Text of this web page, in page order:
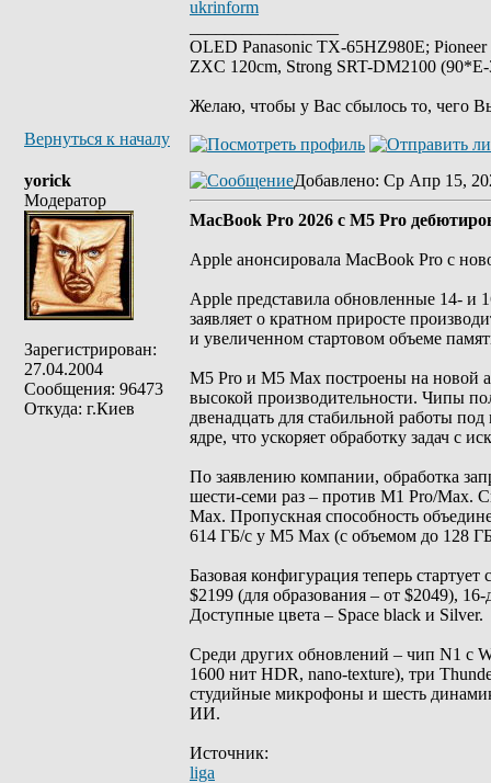
ukrinform
OLED Panasonic TX-65HZ980E;
ZXC 120cm, Strong SRT-DM2100
Желаю, чтобы у Вас сбылось то, чего
Вернуться к началу
yorick
Модератор
Зарегистрирован:
27.04.2004
Сообщения: 96473
Откуда: г.Киев
Добавлено: Ср Апр 15,
MacBook Pro 2026 с M5 Pro
Apple анонсировала MacBook Pro с
Apple представила обновленные 14-
заявляет о кратном приросте
и увеличенном стартовом объеме
M5 Pro и M5 Max построены на новой
высокой производительности. Чипы
двенадцать для стабильной работы
ядре, что ускоряет обработку задач с
По заявлению компании, обработка
шести-семи раз – против M1 Pro/Max.
Max. Пропускная способность
614 ГБ/с у M5 Max (с объемом до 128
Базовая конфигурация теперь
$2199 (для образования – от $2049),
Доступные цвета – Space black и Silver.
Среди других обновлений – чип N1 с
1600 нит HDR, nano-texture), три
студийные микрофоны и шесть
ИИ.
Источник:
liga